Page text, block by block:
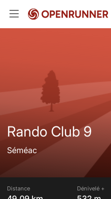
Rando Club 9
Séméac
Distance Dénivelé +